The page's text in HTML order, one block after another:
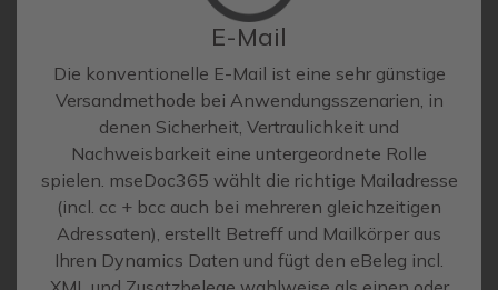
E-Mail
Die konventionelle E-Mail ist eine sehr günstige
Versandmethode bei Anwendungsszenarien, in
denen Sicherheit, Vertraulichkeit und
Nachweisbarkeit eine untergeordnete Rolle
spielen. mseDoc365 wählt die richtige Mailadresse
(incl. cc + bcc auch bei mehreren gleichzeitigen
Adressaten), erstellt Betreff und Mailkörper aus
Ihren Dynamics Daten und fügt den eBeleg incl.